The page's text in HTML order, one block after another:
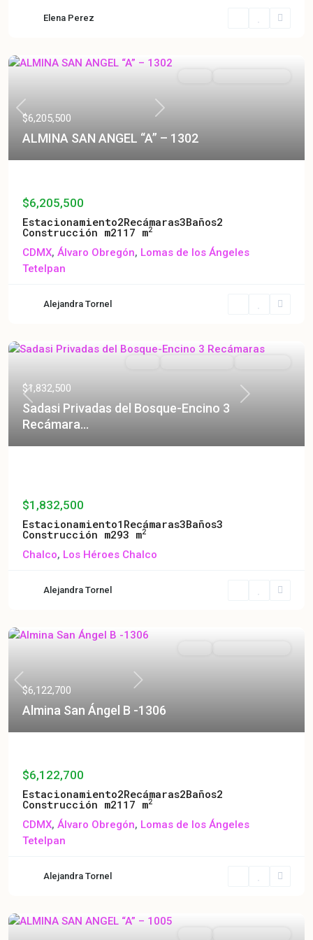
Elena Perez
Previous Next
$6,205,500
ALMINA SAN ANGEL “A” – 1302
$6,205,500
Estacionamiento2Recámaras3Baños2
Construcción m2117 m2
CDMX, Álvaro Obregón, Lomas de los Ángeles
Tetelpan
Alejandra Tornel
Previous Next
$1,832,500
Sadasi Privadas del Bosque-Encino 3
Recámara...
$1,832,500
Estacionamiento1 Recámaras3Baños3
Construcción m293 m2
Chalco, Los Héroes Chalco
Alejandra Tornel
Previous Next
$6,122,700
Almina San Ángel B -1306
$6,122,700
Estacionamiento2Recámaras2Baños2
Construcción m2117 m2
CDMX, Álvaro Obregón, Lomas de los Ángeles
Tetelpan
Alejandra Tornel